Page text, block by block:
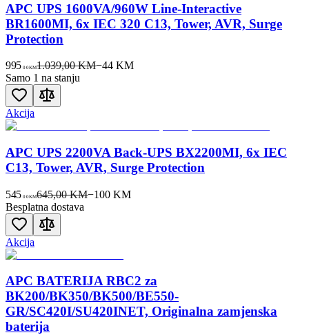
APC UPS 1600VA/960W Line-Interactive
BR1600MI, 6x IEC 320 C13, Tower, AVR, Surge
Protection
995 00KM1.039,00 KM−44 KM
Samo 1 na stanju
Akcija
APC UPS 2200VA Back-UPS BX2200MI, 6x IEC
C13, Tower, AVR, Surge Protection
545 00KM645,00 KM−100 KM
Besplatna dostava
Akcija
APC BATERIJA RBC2 za
BK200/BK350/BK500/BE550-
GR/SC420I/SU420INET, Originalna zamjenska
baterija